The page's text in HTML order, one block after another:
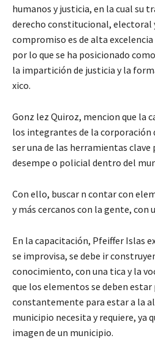
humanos y justicia, en la cual su
derecho constitucional, electoral
compromiso es de alta
por lo que se ha posicionado
la impartición de justicia y la
xico.
Gonz lez Quiroz, mencion que la
los integrantes de la corporación
ser una de las herramientas
desempe o policial dentro del
Con ello, buscar n contar con
y más cercanos con la gente, con
En la capacitación, Pfeiffer Islas
se improvisa, se debe ir
conocimiento, con una tica y la
que los elementos se deben
constantemente para estar a la
municipio necesita y requiere, ya
imagen de un municipio.